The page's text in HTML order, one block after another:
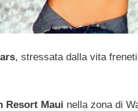
, stressata dalla vita
Resort Maui nella zona di